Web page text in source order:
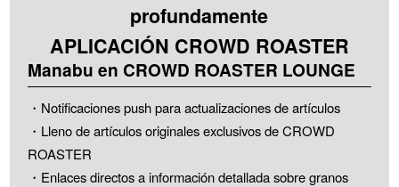
profundamente
APLICACIÓN CROWD ROASTER
Manabu en CROWD ROASTER LOUNGE
・Notificaciones push para actualizaciones de artículos
・Lleno de artículos originales exclusivos de CROWD
ROASTER
・Enlaces directos a información detallada sobre granos